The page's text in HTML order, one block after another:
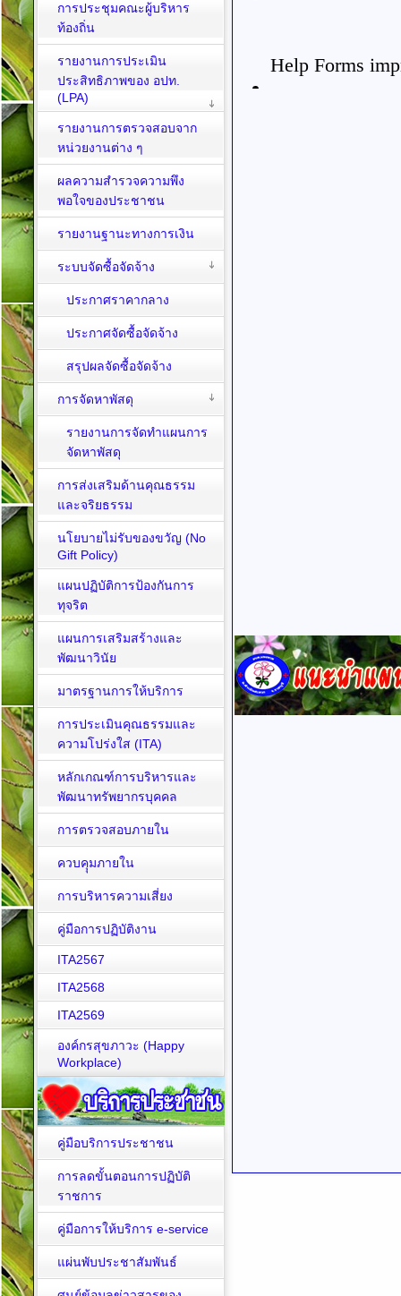
การประชุมคณะผู้บริหาร
ท้องถิ่น
รายงานการประเมิน
ประสิทธิภาพของ อปท.
(LPA)
รายงานการตรวจสอบจาก
หน่วยงานต่าง ๆ
ผลความสำรวจความพึง
พอใจของประชาชน
รายงานฐานะทางการเงิน
ระบบจัดซื้อจัดจ้าง
ประกาศราคากลาง
ประกาศจัดซื้อจัดจ้าง
สรุปผลจัดซื้อจัดจ้าง
การจัดหาพัสดุ
รายงานการจัดทำแผนการ
จัดหาพัสดุ
การส่งเสริมด้านคุณธรรม
และจริยธรรม
นโยบายไม่รับของขวัญ (No
Gift Policy)
แผนปฏิบัติการป้องกันการ
ทุจริต
แผนการเสริมสร้างและ
พัฒนาวินัย
มาตรฐานการให้บริการ
การประเมินคุณธรรมและ
ความโปร่งใส (ITA)
หลักเกณฑ์การบริหารและ
พัฒนาทรัพยากรบุคคล
การตรวจสอบภายใน
ควบคุุมภายใน
การบริหารความเสี่ยง
คู่มือการปฏิบัติงาน
ITA2567
ITA2568
ITA2569
องค์กรสุขภาวะ (Happy
Workplace)
คู่มือบริการประชาชน
การลดขั้นตอนการปฏิบัติ
ราชการ
คู่มือการให้บริการ e-service
แผ่นพับประชาสัมพันธ์